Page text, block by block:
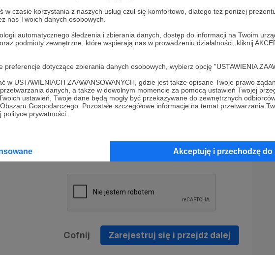
w czasie korzystania z naszych usług czuł się komfortowo, dlatego też poniżej
nas Twoich danych osobowych.
automatycznego śledzenia i zbierania danych, dostęp do informacji na Twoim
podmioty zewnętrzne, które wspierają nas w prowadzeniu działalności, kliknij
dotyczące zbierania danych osobowych, wybierz opcję "USTAWIENIA
w USTAWIENIACH ZAAWANSOWANYCH, gdzie jest także opisane Twoje prawo
danych, a także w dowolnym momencie za pomocą ustawień Twojej
ustawień, Twoje dane będą mogły być przekazywane do zewnętrznych
Gospodarczego. Pozostałe szczegółowe informacje na temat przetwarzania
prywatności.
Akceptuję i przechodzę do
i
będą
z
prawo
na
Politykę Prywatności
* Wyrażam zgodę na przetwarzanie moich danych
osobowych podanych w formularzu rejestracyjnym w celu
prawidłowego świadczenia usług serwisu Patronite.
informacji handlowych - newslettera. Opcja ta może zostać
Cofnij Zarejestruj się i przejdź dalej